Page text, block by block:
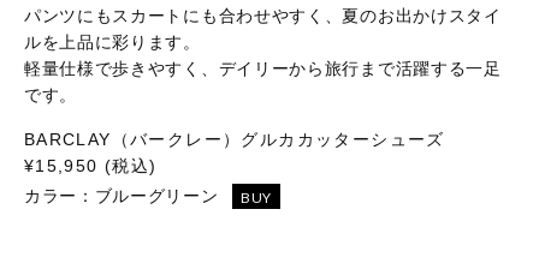
パンツにもスカートにも合わせやすく、夏のお出かけスタイ
ルを上品に彩ります。
軽量仕様で歩きやすく、デイリーから旅行まで活躍する一足
です。
BARCLAY（バークレー）グルカカッターシューズ
¥15,950 (税込)
カラー： ブルーグリーン BUY